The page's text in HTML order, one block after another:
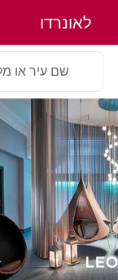
לאונרדו
שם עיר או